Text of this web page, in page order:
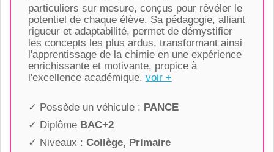
particuliers sur mesure, conçus pour révéler le
potentiel de chaque élève. Sa pédagogie, alliant
rigueur et adaptabilité, permet de démystifier
les concepts les plus ardus, transformant ainsi
l'apprentissage de la chimie en une expérience
enrichissante et motivante, propice à
l'excellence académique. voir +
✓ Possède un véhicule : PANCE
✓ Diplôme BAC+2
✓ Niveaux : Collège, Primaire